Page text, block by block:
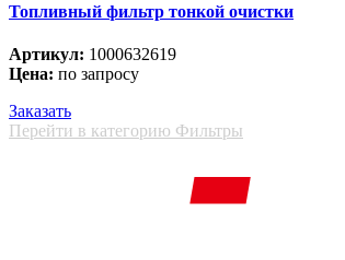
Топливный фильтр тонкой очистки
Артикул: 1000632619
Цена: по запросу
Заказать
Перейти в категорию Фильтры